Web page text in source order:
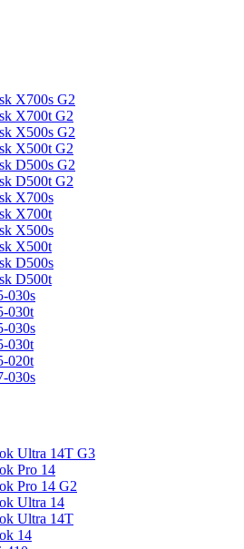
X700s G2
X700t G2
X500s G2
X500t G2
D500s G2
D500t G2
X700s
X700t
X500s
X500t
D500s
D500t
030s
030t
030s
030t
020t
030s
Ultra 14T G3
Pro 14
Pro 14 G2
Ultra 14
Ultra 14T
14